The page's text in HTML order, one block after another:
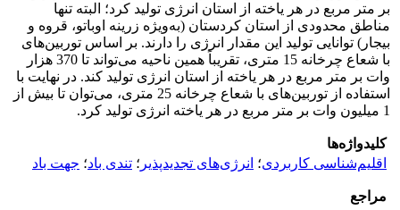
بر متر مربع در هر یاخته از استان انرژی تولید کرد؛ البته تنها
مناطق محدودی از استان کردستان (به‌ویژه زرینه اوباتو، قروه و
بیجار) توانایی تولید این مقدار انرژی را دارند. بر اساس توربین‌های
با شعاع چرخانه 15 متری، تقریباً همین ناحیه می‌تواند تا 370 هزار
وات بر متر مربع در هر یاخته از استان انرژی تولید کند. در نهایت با
استفاده از توربین‌های با شعاع چرخانه 25 متری، می‌توان تا بیش از
1 میلیون وات بر متر مربع در هر یاخته انرژی تولید کرد.
کلیدواژه‌ها
اقلیم‌شناسی کاربردی؛ انرژی‌های تجدیدپذیر ؛ تندی باد؛ جهت باد
مراجع